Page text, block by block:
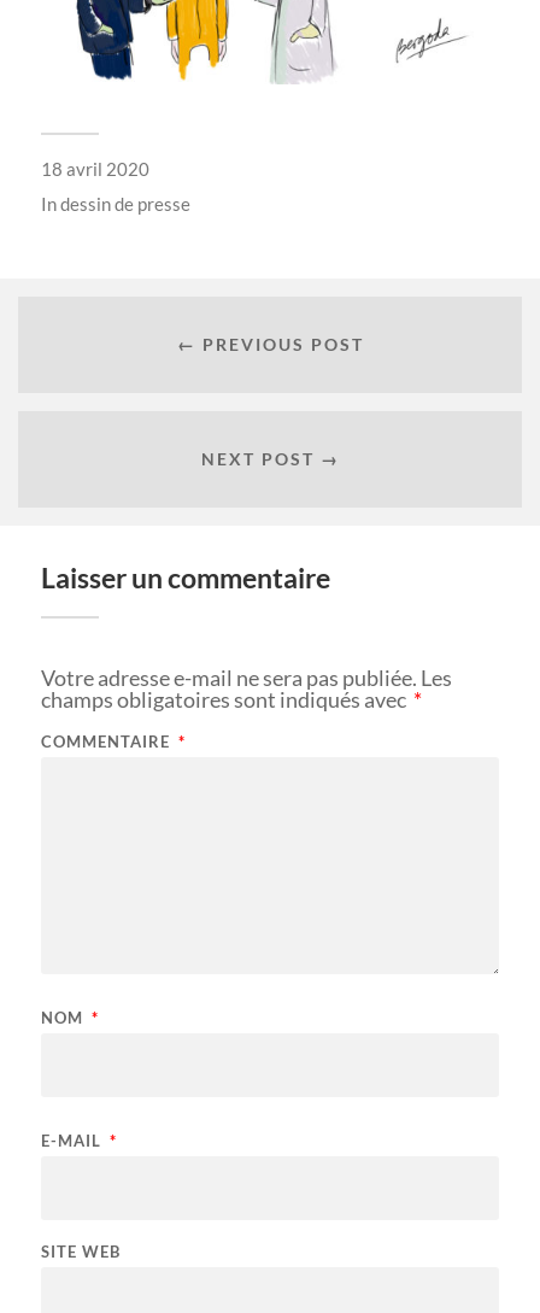
18 avril 2020
Indessin de presse
← PREVIOUS POST
NEXT POST →
Laisser un commentaire
Votre adresse e-mail ne sera pas publiée. Les
champs obligatoires sont indiqués avec *
COMMENTAIRE *
NOM *
E-MAIL *
SITE WEB